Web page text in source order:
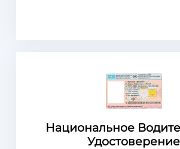
Национальное
Удостоверение